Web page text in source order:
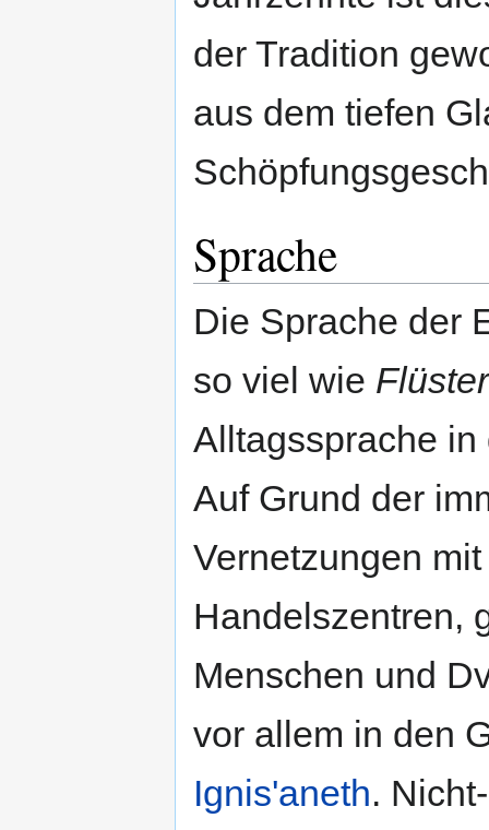
der Tradition
aus dem tiefen
Sprache
Die Sprache der
so viel wie
Alltagssprache
Auf Grund der
Vernetzungen
Handelszentren,
Menschen und
vor allem in den
Ignis'aneth.